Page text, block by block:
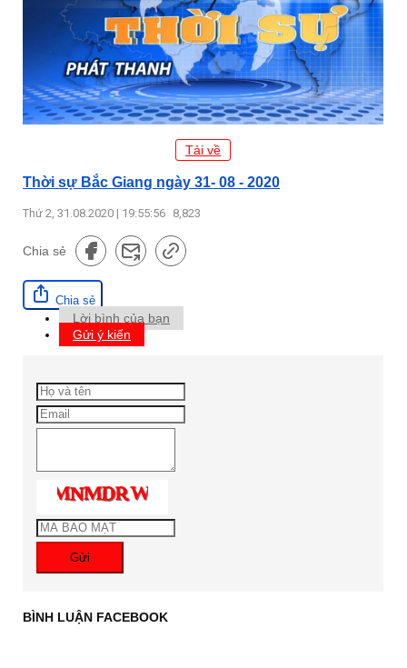
Tải về
Thời sự Bắc Giang ngày 31- 08 - 2020
Thứ 2, 31.08.2020 | 19:55:56 8,823
Chia sẻ
Chia sẻ
Lời bình của bạn
Gửi ý kiến
Gửi
BÌNH LUẬN FACEBOOK